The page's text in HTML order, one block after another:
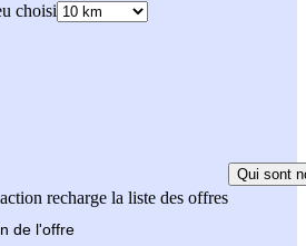
choisi
recharge la liste des offres
Qui sont
de l'offre